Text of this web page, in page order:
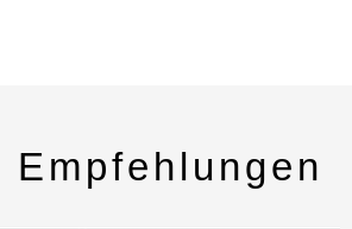
Empfehlungen